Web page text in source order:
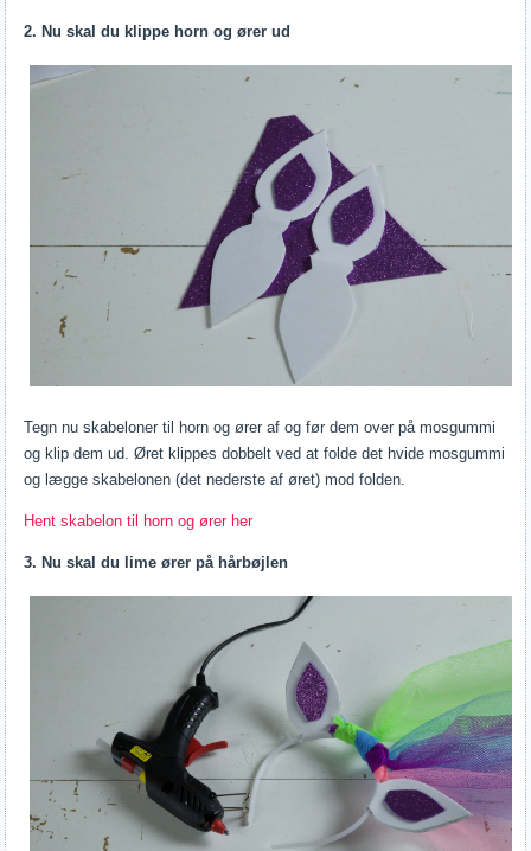
2. Nu skal du klippe horn og ører ud
Tegn nu skabeloner til horn og ører af og før dem over på mosgummi
og klip dem ud. Øret klippes dobbelt ved at folde det hvide mosgummi
og lægge skabelonen (det nederste af øret) mod folden.
Hent skabelon til horn og ører her
3. Nu skal du lime ører på hårbøjlen